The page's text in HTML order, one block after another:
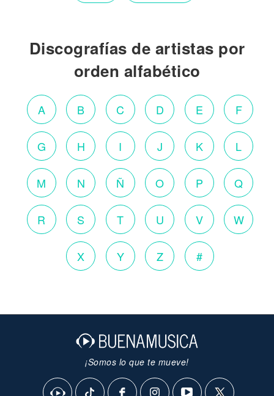
Discografías de artistas por
orden alfabético
A B C D E F
G H I J K L
M N Ñ O P Q
R S T U V W
X Y Z #
¡Somos lo que te mueve!